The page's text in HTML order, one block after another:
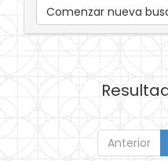
Comenzar nueva
Anterior